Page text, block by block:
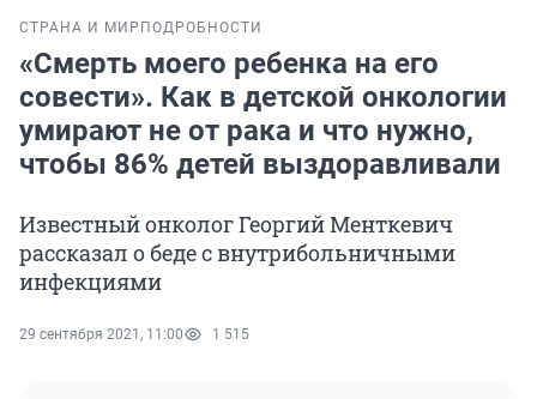
СТРАНА И МИР ПОДРОБНОСТИ
«Смерть моего ребенка на его
совести». Как в детской онкологии
умирают не от рака и что нужно,
чтобы 86% детей выздоравливали
Известный онколог Георгий Менткевич
рассказал о беде с внутрибольничными
инфекциями
29 сентября 2021, 11:00 1 515